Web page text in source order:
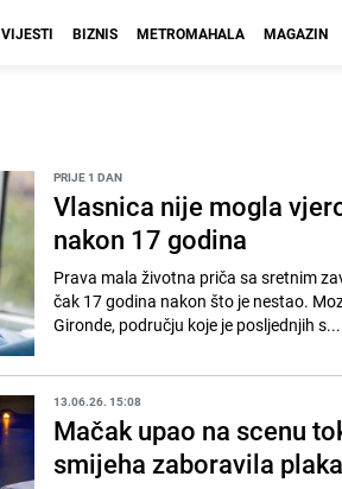
VIJESTI BIZNIS METROMAHALA MAGAZIN
PRIJE 1 DAN
Vlasnica nije mogla
nakon 17 godina
Prava mala životna priča sa sretnim
čak 17 godina nakon što je nestao.
Gironde, području koje je posljednjih s...
13.06.26. 15:08
Mačak upao na scenu
smijeha zaboravila